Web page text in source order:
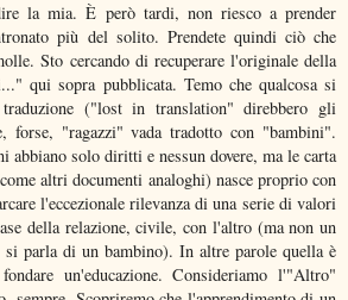
la mia. È però tardi, non riesco a prender
più del solito. Prendete quindi ciò che
Sto cercando di recuperare l'originale della
qui sopra pubblicata. Temo che qualcosa si
("lost in translation" direbbero gli
forse, "ragazzi" vada tradotto con "bambini".
abbiano solo diritti e nessun dovere, ma le carta
altri documenti analoghi) nasce proprio con
l'eccezionale rilevanza di una serie di valori
della relazione, civile, con l'altro (ma non un
parla di un bambino). In altre parole quella è
un'educazione. Consideriamo l'"Altro"